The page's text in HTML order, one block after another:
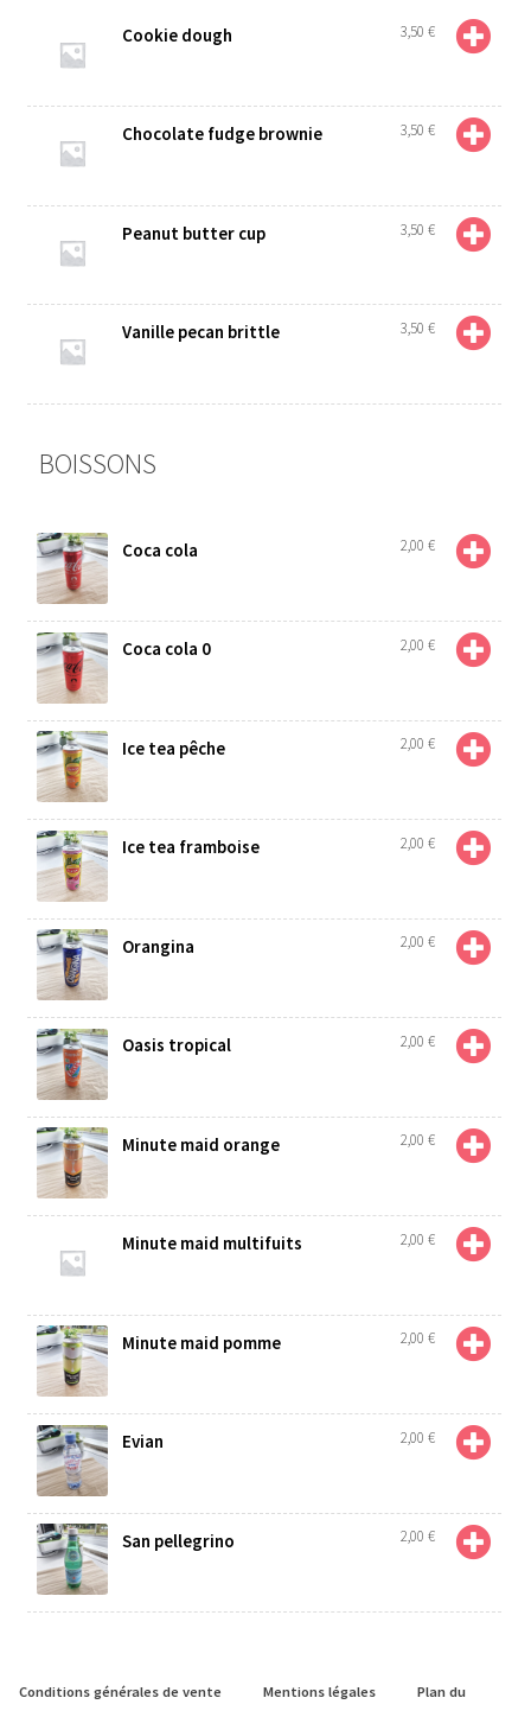
Cookie dough 3,50€
Chocolate fudge brownie 3,50€
Peanut butter cup 3,50€
Vanille pecan brittle 3,50€
BOISSONS
Coca cola 2,00€
Coca cola 0 2,00€
Ice tea pêche 2,00€
Ice tea framboise 2,00€
Orangina 2,00€
Oasis tropical 2,00€
Minute maid orange 2,00€
Minute maid multifuits 2,00€
Minute maid pomme 2,00€
Evian 2,00€
San pellegrino 2,00€
Conditions générales de vente Mentions légales
Plan du